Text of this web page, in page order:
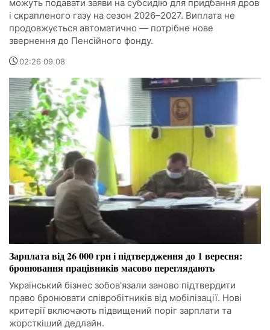
можуть подавати заяви на субсидію для придбання дров
і скрапленого газу на сезон 2026–2027. Виплата не
продовжується автоматично — потрібне нове
звернення до Пенсійного фонду.
02:26 09.08
Зарплата від 26 000 грн і підтвердження до 1 вересня:
бронювання працівників масово переглядають
Український бізнес зобов'язали заново підтвердити
право бронювати співробітників від мобілізації. Нові
критерії включають підвищений поріг зарплати та
жорсткіший дедлайн.